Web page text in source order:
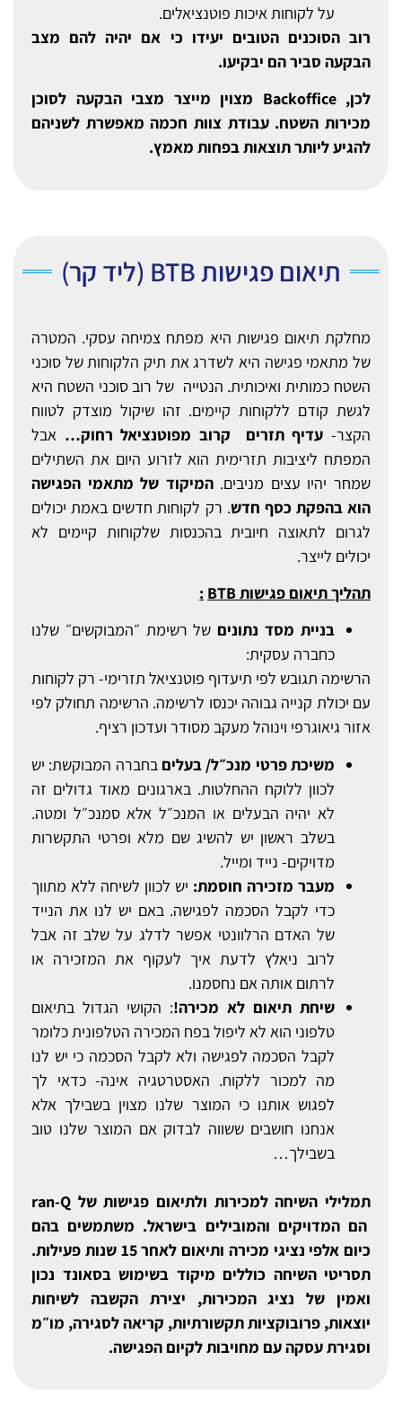
על לקוחות איכות פוטנציאלים.
רוב הסוכנים הטובים יעידו כי אם יהיה להם מצב
הבקעה סביר הם יבקיעו.
לכן,
Backoffice מצוין מייצר מצבי הבקעה לסוכן
מכירות השטח. עבודת צוות חכמה מאפשרת לשניהם
להגיע ליותר תוצאות בפחות מאמץ.
תיאום פגישות BTB (ליד קר)
מחלקת תיאום פגישות היא מפתח צמיחה עסקי. המטרה
של מתאמי פגישה היא לשדרג את תיק הלקוחות של סוכני
השטח כמותית ואיכותית. הנטייה של רוב סוכני השטח היא
לגשת קודם ללקוחות קיימים. זהו שיקול מוצדק לטווח
הקצר- עדיף תזרים קרוב מפוטנציאל רחוק… אבל
המפתח ליציבות תזרימית הוא לזרוע היום את השתילים
שמחר יהיו עצים מניבים.המיקוד של מתאמי הפגישה
הוא בהפקת כסף חדש. רק לקוחות חדשים באמת יכולים
לגרום לתאוצה חיובית בהכנסות שלקוחות קיימים לא
יכולים לייצר.
תהליך תיאום פגישותBTB
:
בניית מסד נתונים של רשימת ״המבוקשים״ שלנו
כחברה עסקית:
הרשימה תגובש לפי תיעדוף פוטנציאל תזרימי- רק לקוחות
עם יכולת קנייה גבוהה יכנסו לרשימה. הרשימה תחולק לפי
אזור גיאוגרפי וינוהל מעקב מסודר ועדכון רציף.
משיכת פרטי מנכ״ל/ בעלים בחברה המבוקשת: יש
לכוון ללוקח ההחלטות. בארגונים מאוד גדולים זה
לא יהיה הבעלים או המנכ״ל אלא סמנכ״ל ומטה.
בשלב ראשון יש להשיג שם מלא ופרטי התקשרות
מדויקים- נייד ומייל.
מעבר מזכירה חוסמת: יש לכוון לשיחה ללא מתווך
כדי לקבל הסכמה לפגישה. באם יש לנו את הנייד
של האדם הרלוונטי אפשר לדלג על שלב זה אבל
לרוב ניאלץ לדעת איך לעקוף את המזכירה או
לרתום אותה אם נחסמנו.
שיחת תיאום לא מכירה!: הקושי הגדול בתיאום
טלפוני הוא לא ליפול בפח המכירה הטלפונית כלומר
לקבל הסכמה לפגישה ולא לקבל הסכמה כי יש לנו
מה למכור ללקוח. האסטרטגיה אינה- כדאי לך
לפגוש אותנו כי המוצר שלנו מצוין בשבילך אלא
אנחנו חושבים ששווה לבדוק אם המוצר שלנו טוב
בשבילך…
תמלילי השיחה למכירות ולתיאום פגישות של ran-Q
הם המדויקים והמובילים בישראל. משתמשים בהם
כיום אלפי נציגי מכירה ותיאום לאחר 15 שנות פעילות.
תסריטי השיחה כוללים מיקוד בשימוש בסאונד נכון
ואמין של נציג המכירות, יצירת הקשבה לשיחות
יוצאות, פרובוקציות תקשורתיות, קריאה לסגירה, מו״מ
וסגירת עסקה עם מחויבות לקיום הפגישה.